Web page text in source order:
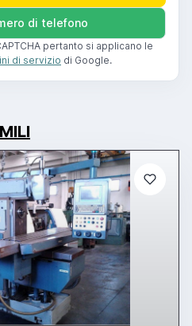
di telefono
pertanto si applicano le
di servizio di Google.